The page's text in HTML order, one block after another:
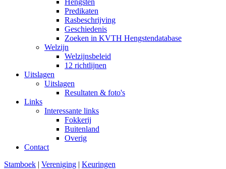
Hengsten
Predikaten
Rasbeschrijving
Geschiedenis
Zoeken in KVTH Hengstendatabase
Welzijn
Welzijnsbeleid
12 richtlijnen
Uitslagen
Uitslagen
Resultaten & foto's
Links
Interessante links
Fokkerij
Buitenland
Overig
Contact
Stamboek | Vereniging | Keuringen